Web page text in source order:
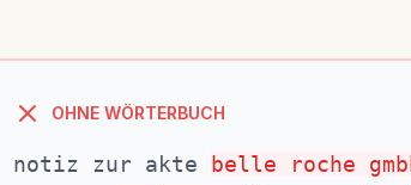
OHNE WÖRTERBUCH
notiz zur akte belle roche